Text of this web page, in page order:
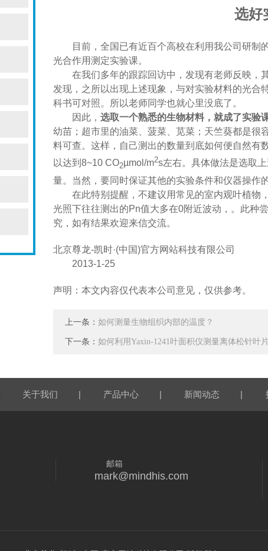
选好
目前，全国已有近百个高校在利用我公司研制
光合作用测定实验课。
在我们多年的跟踪回访中，发现有老
发现，之所以出现上述现象，与对实验材料的光合
科书可对照。所以老师同学也就心里没底了。
因此，选取一个熟悉的生物材料，就成了实验
幼苗；超市里的油菜、菠菜、苋菜；天竺葵都是
料可查。这样，自己测出的数量到底如何便自然有
以达到8~10 CO2µmol/m2s左右。具体做法是选取
量。当然，要同时保证其他的实验条件和仪器操作
在此特别提醒，不建议用常见的室内观叶植物，如
光照下往往测出的Pn值大多在0附近波动，。此种
究，如有结果欢迎来信交流。
北京尊龙-凯时·(中国)官方网站科技有限公司
2013-1-25
声明：本文内容仅代表本公司意见，仅供参考。
上一条：如何测量生物组织内部的温度？
下一条：如何利用Yaxin-1241叶面积仪测量离体松针叶
关于我们 | 产品中心 | 新闻动态 |
邮箱
mark@mindhis.com